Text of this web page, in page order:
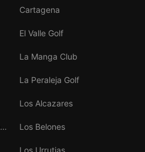
Cartagena
El Valle Golf
La Manga Club
La Peraleja Golf
Los Alcazares
Los Belones
Los Urrutias